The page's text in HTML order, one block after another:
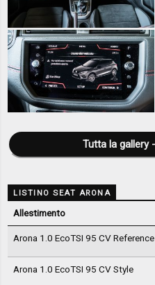
LISTINO SEAT ARONA
Allestimento
Arona 1.0 EcoTSI 95 CV Reference
Arona 1.0 EcoTSI 95 CV Style